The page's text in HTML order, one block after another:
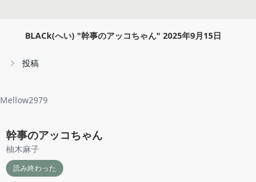
BLACk(へい)"幹事のアッコちゃん" 2025年9月15日
投稿
Mellow2979
幹事のアッコちゃん
柚木麻子
読み終わった